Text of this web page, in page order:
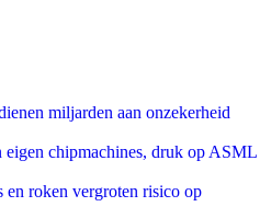
miljarden aan onzekerheid
eigen chipmachines, druk op ASML
en roken vergroten risico op